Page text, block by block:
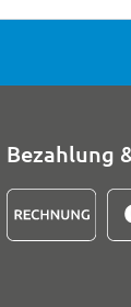
Bezahlung